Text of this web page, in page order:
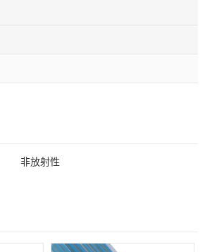
非放射性